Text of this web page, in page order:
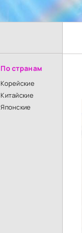
По странам
Корейские
Китайские
Японские